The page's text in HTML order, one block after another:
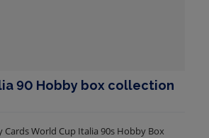
90 Hobby box collection
Cards World Cup Italia 90s Hobby Box